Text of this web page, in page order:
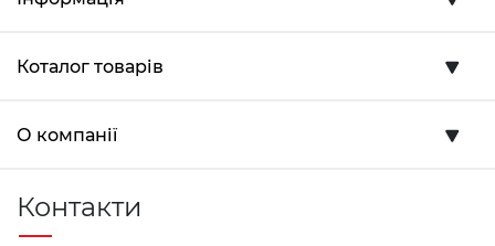
Коталог товарів
О компанії
Контакти